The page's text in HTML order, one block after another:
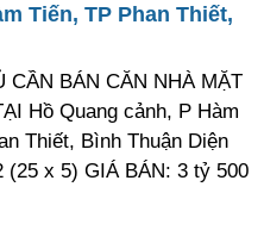
Tiến, TP Phan Thiết,
CẦN BÁN CĂN NHÀ MẶT
Hồ Quang cảnh, P Hàm
Thiết, Bình Thuận Diện
(25 x 5) GIÁ BÁN: 3 tỷ 500